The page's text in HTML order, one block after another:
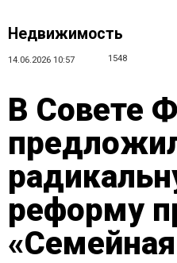
Недвижимость
14.06.2026 10:57 1548
В Совете
реформу